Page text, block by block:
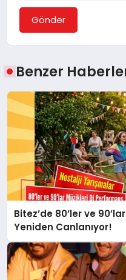
Gönder
Benzer
Bitez’de 80’ler ve
Yeniden Canlanıyor!